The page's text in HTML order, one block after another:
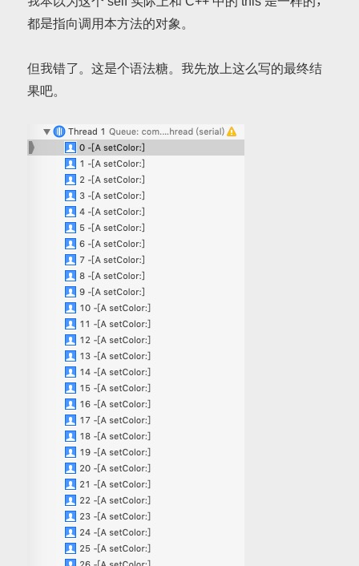
都是指向调用本方法的对象。
但我错了。这是个语法糖。我先放上这么写的最终结
果吧。